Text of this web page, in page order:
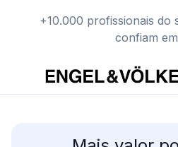
+10.000 profissionais do
confiam